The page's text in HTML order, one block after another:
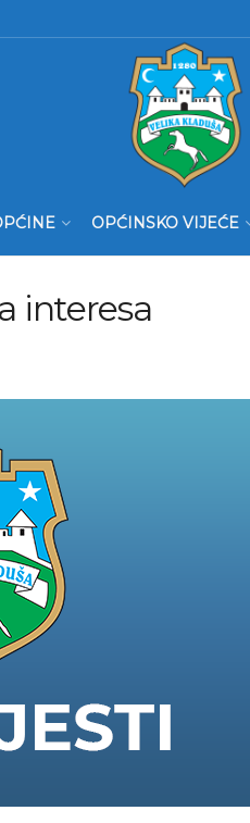
OPĆINSKO VIJEĆE
interesa